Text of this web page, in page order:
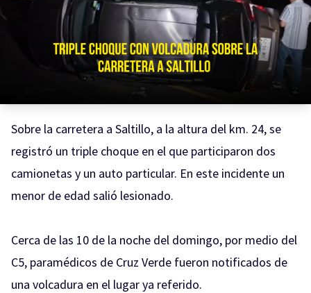
Sobre la carretera a Saltillo, a la altura del km. 24, se
registró un triple choque en el que participaron dos
camionetas y un auto particular. En este incidente un
menor de edad salió lesionado.
Cerca de las 10 de la noche del domingo, por medio del
C5, paramédicos de Cruz Verde fueron notificados de
una volcadura en el lugar ya referido.